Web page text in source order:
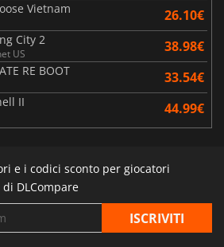
Vietnam 26.10€
City 2
US 38.98€
RE BOOT 33.54€
II 44.99€
e i codici sconto per giocatori
DLCompare